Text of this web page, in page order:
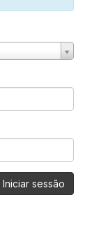
Iniciar sessão